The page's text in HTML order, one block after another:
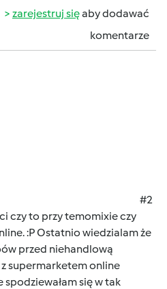
zarejestruj sięaby dodawać
komentarze
#2
czy to przy temomixie czy
:P Ostatnio wiedzialam że
przed niehandlową
supermarketem online
spodziewałam się w tak